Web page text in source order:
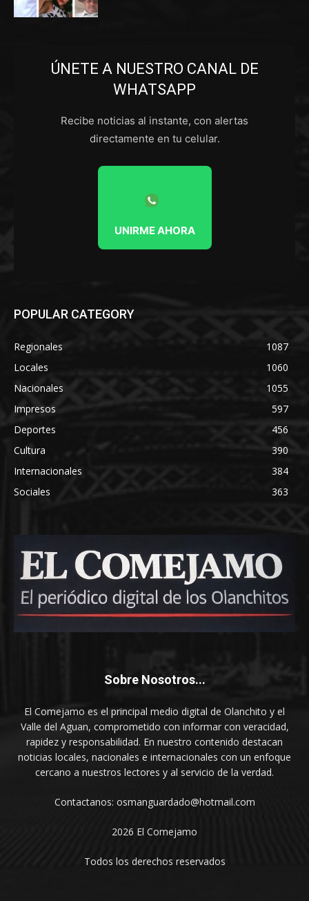
ÚNETE A NUESTRO CANAL DE
WHATSAPP
Recibe noticias al instante, con alertas
directamente en tu celular.
UNIRME AHORA
POPULAR CATEGORY
Regionales
1087
Locales
1060
Nacionales
1055
Impresos
597
Deportes
456
Cultura
390
Internacionales
384
Sociales
363
Sobre Nosotros...
El Comejamo es el principal medio digital de Olanchito y el
Valle del Aguan, comprometido con informar con veracidad,
rapidez y responsabilidad. En nuestro contenido destacan
noticias locales, nacionales e internacionales con un enfoque
cercano a nuestros lectores y al servicio de la verdad.
Contactanos: osmanguardado@hotmail.com
2026 El Comejamo
Todos los derechos reservados